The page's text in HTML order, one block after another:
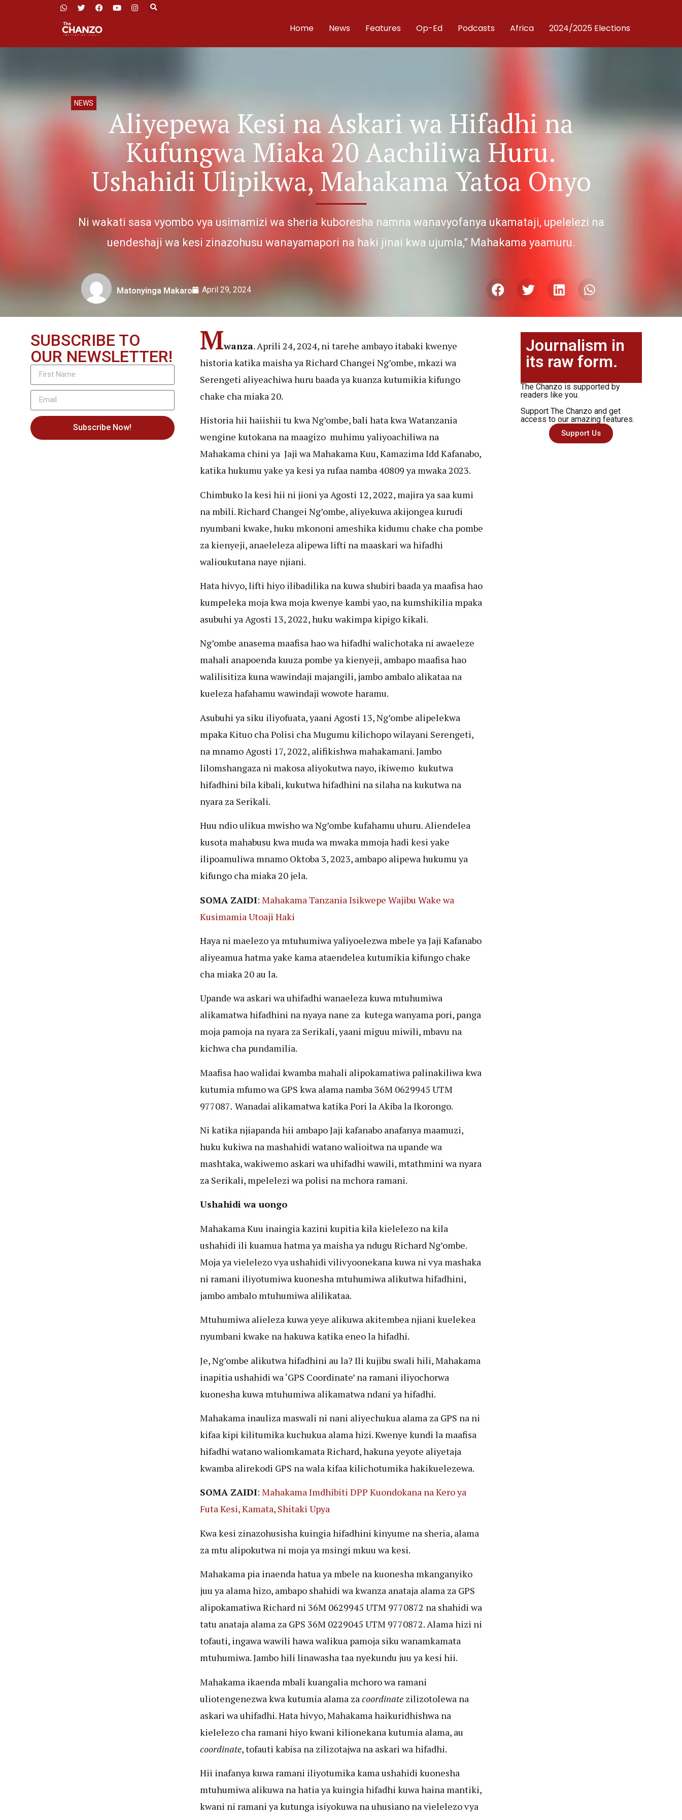
Home News Features Op-Ed Podcasts Africa 2024/2025 Elections
NEWS
Aliyepewa Kesi na Askari wa Hifadhi na
Kufungwa Miaka 20 Aachiliwa Huru.
Ushahidi Ulipikwa, Mahakama Yatoa Onyo
Ni wakati sasa vyombo vya usimamizi wa sheria kuboresha namna wanavyofanya ukamataji, upelelezi na
uendeshaji wa kesi zinazohusu wanayamapori na haki jinai kwa ujumla,” Mahakama yaamuru.
Matonyinga Makaro April 29, 2024
SUBSCRIBE TO
OUR NEWSLETTER!
Subscribe Now!
Mwanza. Aprili 24, 2024, ni tarehe ambayo itabaki kwenye
historia katika maisha ya Richard Changei Ng’ombe, mkazi wa
Serengeti aliyeachiwa huru baada ya kuanza kutumikia kifungo
chake cha miaka 20.
Historia hii haiishii tu kwa Ng’ombe, bali hata kwa Watanzania
wengine kutokana na maagizo muhimu yaliyoachiliwa na
Mahakama chini ya Jaji wa Mahakama Kuu, Kamazima Idd Kafanabo,
katika hukumu yake ya kesi ya rufaa namba 40809 ya mwaka 2023.
Chimbuko la kesi hii ni jioni ya Agosti 12, 2022, majira ya saa kumi
na mbili. Richard Changei Ng’ombe, aliyekuwa akijongea kurudi
nyumbani kwake, huku mkononi ameshika kidumu chake cha pombe
za kienyeji, anaeleleza alipewa lifti na maaskari wa hifadhi
walioukutana naye njiani.
Hata hivyo, lifti hiyo ilibadilika na kuwa shubiri baada ya maafisa hao
kumpeleka moja kwa moja kwenye kambi yao, na kumshikilia mpaka
asubuhi ya Agosti 13, 2022, huku wakimpa kipigo kikali.
Ng’ombe anasema maafisa hao wa hifadhi walichotaka ni awaeleze
mahali anapoenda kuuza pombe ya kienyeji, ambapo maafisa hao
walilisitiza kuna wawindaji majangili, jambo ambalo alikataa na
kueleza hafahamu wawindaji wowote haramu.
Asubuhi ya siku iliyofuata, yaani Agosti 13, Ng’ombe alipelekwa
mpaka Kituo cha Polisi cha Mugumu kilichopo wilayani Serengeti,
na mnamo Agosti 17, 2022, alifikishwa mahakamani. Jambo
lilomshangaza ni makosa aliyokutwa nayo, ikiwemo kukutwa
hifadhini bila kibali, kukutwa hifadhini na silaha na kukutwa na
nyara za Serikali.
Huu ndio ulikua mwisho wa Ng’ombe kufahamu uhuru. Aliendelea
kusota mahabusu kwa muda wa mwaka mmoja hadi kesi yake
ilipoamuliwa mnamo Oktoba 3, 2023, ambapo alipewa hukumu ya
kifungo cha miaka 20 jela.
SOMA ZAIDI: Mahakama Tanzania Isikwepe Wajibu Wake wa
Kusimamia Utoaji Haki
Haya ni maelezo ya mtuhumiwa yaliyoelezwa mbele ya Jaji Kafanabo
aliyeamua hatma yake kama ataendelea kutumikia kifungo chake
cha miaka 20 au la.
Upande wa askari wa uhifadhi wanaeleza kuwa mtuhumiwa
alikamatwa hifadhini na nyaya nane za kutega wanyama pori, panga
moja pamoja na nyara za Serikali, yaani miguu miwili, mbavu na
kichwa cha pundamilia.
Maafisa hao walidai kwamba mahali alipokamatiwa palinakiliwa kwa
kutumia mfumo wa GPS kwa alama namba 36M 0629945 UTM
977087. Wanadai alikamatwa katika Pori la Akiba la Ikorongo.
Ni katika njiapanda hii ambapo Jaji kafanabo anafanya maamuzi,
huku kukiwa na mashahidi watano walioitwa na upande wa
mashtaka, wakiwemo askari wa uhifadhi wawili, mtathmini wa nyara
za Serikali, mpelelezi wa polisi na mchora ramani.
Ushahidi wa uongo
Mahakama Kuu inaingia kazini kupitia kila kielelezo na kila
ushahidi ili kuamua hatma ya maisha ya ndugu Richard Ng’ombe.
Moja ya vielelezo vya ushahidi vilivyoonekana kuwa ni vya mashaka
ni ramani iliyotumiwa kuonesha mtuhumiwa alikutwa hifadhini,
jambo ambalo mtuhumiwa alilikataa.
Mtuhumiwa alieleza kuwa yeye alikuwa akitembea njiani kuelekea
nyumbani kwake na hakuwa katika eneo la hifadhi.
Je, Ng’ombe alikutwa hifadhini au la? Ili kujibu swali hili, Mahakama
inapitia ushahidi wa ‘GPS Coordinate’ na ramani iliyochorwa
kuonesha kuwa mtuhumiwa alikamatwa ndani ya hifadhi.
Mahakama inauliza maswali ni nani aliyechukua alama za GPS na ni
kifaa kipi kilitumika kuchukua alama hizi. Kwenye kundi la maafisa
hifadhi watano waliomkamata Richard, hakuna yeyote aliyetaja
kwamba alirekodi GPS na wala kifaa kilichotumika hakikuelezewa.
SOMA ZAIDI: Mahakama Imdhibiti DPP Kuondokana na Kero ya
Futa Kesi, Kamata, Shitaki Upya
Kwa kesi zinazohusisha kuingia hifadhini kinyume na sheria, alama
za mtu alipokutwa ni moja ya msingi mkuu wa kesi.
Mahakama pia inaenda hatua ya mbele na kuonesha mkanganyiko
juu ya alama hizo, ambapo shahidi wa kwanza anataja alama za GPS
alipokamatiwa Richard ni 36M 0629945 UTM 9770872 na shahidi wa
tatu anataja alama za GPS 36M 0229045 UTM 9770872. Alama hizi ni
tofauti, ingawa wawili hawa walikua pamoja siku wanamkamata
mtuhumiwa. Jambo hili linawasha taa nyekundu juu ya kesi hii.
Mahakama ikaenda mbali kuangalia mchoro wa ramani
uliotengenezwa kwa kutumia alama za coordinate zilizotolewa na
askari wa uhifadhi. Hata hivyo, Mahakama haikuridhishwa na
kielelezo cha ramani hiyo kwani kilionekana kutumia alama, au
coordinate, tofauti kabisa na zilizotajwa na askari wa hifadhi.
Hii inafanya kuwa ramani iliyotumika kama ushahidi kuonesha
mtuhumiwa alikuwa na hatia ya kuingia hifadhi kuwa haina mantiki,
kwani ni ramani ya kutunga isiyokuwa na uhusiano na vielelezo vya
Journalism in
its raw form.
The Chanzo is supported by
readers like you.
Support The Chanzo and get
access to our amazing features.
Support Us